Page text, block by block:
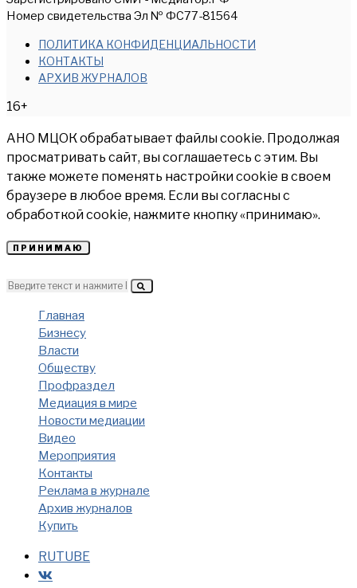
Номер свидетельства Эл № ФС77-81564
ПОЛИТИКА КОНФИДЕНЦИАЛЬНОСТИ
КОНТАКТЫ
АРХИВ ЖУРНАЛОВ
16+
АНО МЦОК обрабатывает файлы cookie. Продолжая
просматривать сайт, вы соглашаетесь с этим. Вы
также можете поменять настройки cookie в своем
браузере в любое время. Если вы согласны с
обработкой cookie, нажмите кнопку «принимаю».
ПРИНИМАЮ
Главная
Бизнесу
Власти
Обществу
Профраздел
Медиация в мире
Новости медиации
Видео
Мероприятия
Контакты
Реклама в журнале
Архив журналов
Купить
RUTUBE